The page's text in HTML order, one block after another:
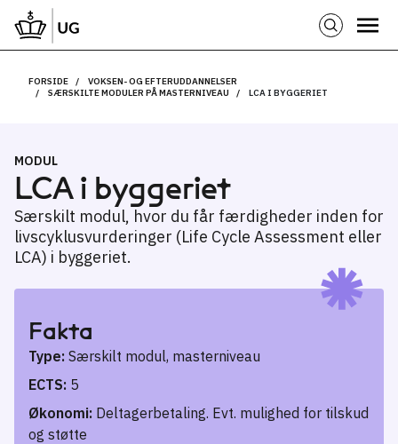
FORSIDE
VOKSEN- OG EFTERUDDANNELSER
SÆRSKILTE MODULER PÅ MASTERNIVEAU
LCA I BYGGERIET
MODUL
LCA i byggeriet
Særskilt modul, hvor du får færdigheder inden for
livscyklusvurderinger (Life Cycle Assessment eller
LCA) i byggeriet.
Fakta
Type: Særskilt modul, masterniveau
ECTS: 5
Økonomi: Deltagerbetaling. Evt. mulighed for tilskud
og støtte